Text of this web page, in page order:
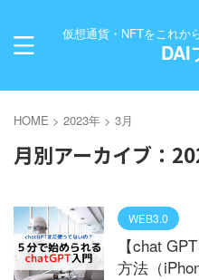
仮想通貨・NFTをこれか
DAI
HOME > 2023年 > 3月
月別アーカイブ：
WEB3.0
【chat
方法（